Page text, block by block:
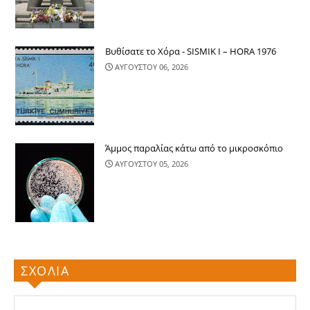
Βυθίσατε το Χόρα - SISMIK I – HORA 1976
ΑΥΓΟΥΣΤΟΥ 06, 2026
Άμμος παραλίας κάτω από το μικροσκόπιο
ΑΥΓΟΥΣΤΟΥ 05, 2026
ΣΧΟΛΙΑ